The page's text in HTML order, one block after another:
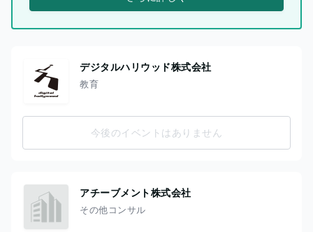
デジタルハリウッド株式会社
教育
今後のイベントはありません
アチーブメント株式会社
その他コンサル